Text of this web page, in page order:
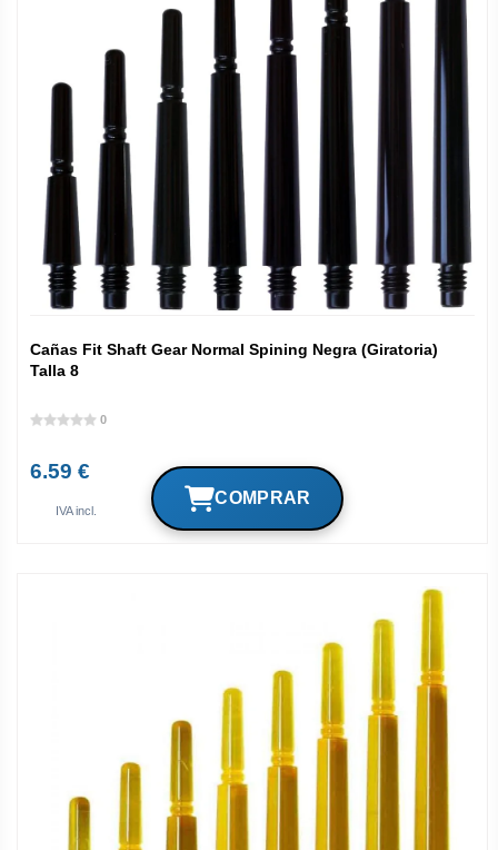
Cañas Fit Shaft Gear Normal Spining Negra (Giratoria)
Talla 8
0
6.59 €
IVA incl.